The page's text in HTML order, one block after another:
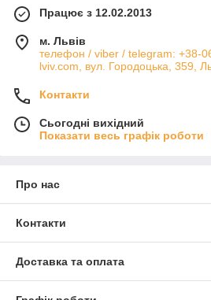
Працює з 12.02.2013
м. Львів
телефон / viber / telegram: +38-
lviv.com, вул. Городоцька, 359,
Контакти
Сьогодні вихідний
Показати весь графік роботи
Про нас
Контакти
Доставка та оплата